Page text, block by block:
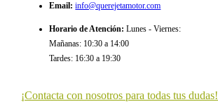
Email: info@querejetamotor.com
Horario de Atención: Lunes - Viernes:
Mañanas: 10:30 a 14:00
Tardes: 16:30 a 19:30
¡Contacta con nosotros para todas tus dudas!